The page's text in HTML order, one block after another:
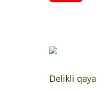
Delikli qaya